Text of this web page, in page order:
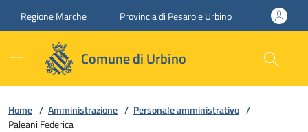
Regione Marche Provincia di Pesaro e Urbino
Comune di Urbino
Home / Amministrazione / Personale amministrativo /
Paleani Federica